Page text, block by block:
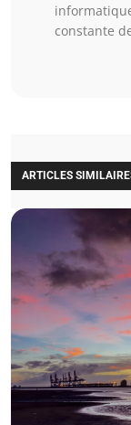
constante
ARTICLES